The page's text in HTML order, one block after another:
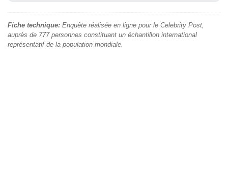
Fiche technique: Enquête réalisée en ligne pour le Celebrity Post,
auprès de 777 personnes constituant un échantillon international
représentatif de la population mondiale.